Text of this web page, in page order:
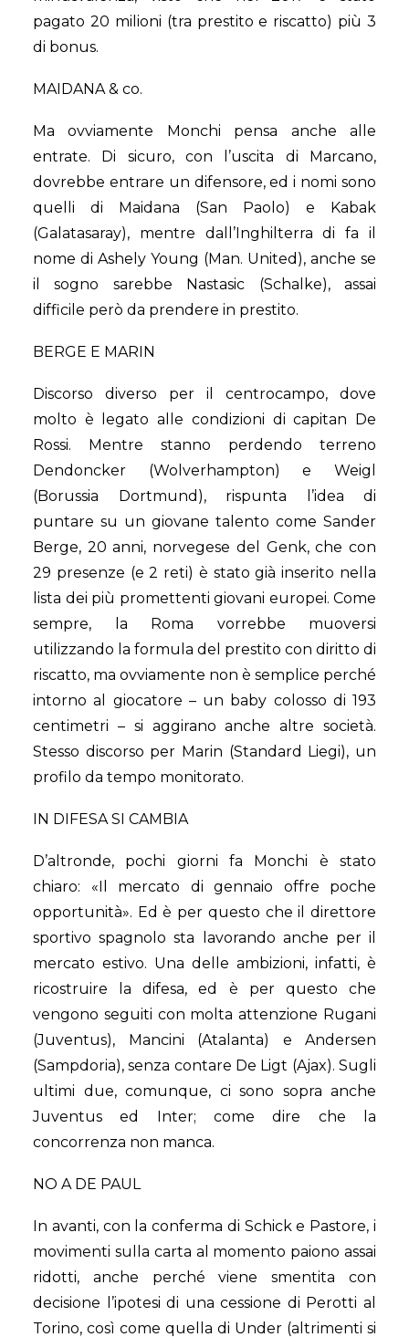
pagato 20 milioni (tra prestito e riscatto) più 3
di bonus.
MAIDANA & co.
Ma ovviamente Monchi pensa anche alle
entrate. Di sicuro, con l’uscita di Marcano,
dovrebbe entrare un difensore, ed i nomi sono
quelli di Maidana (San Paolo) e Kabak
(Galatasaray), mentre dall’Inghilterra di fa il
nome di Ashely Young (Man. United), anche se
il sogno sarebbe Nastasic (Schalke), assai
difficile però da prendere in prestito.
BERGE E MARIN
Discorso diverso per il centrocampo, dove
molto è legato alle condizioni di capitan De
Rossi. Mentre stanno perdendo terreno
Dendoncker (Wolverhampton) e Weigl
(Borussia Dortmund), rispunta l’idea di
puntare su un giovane talento come Sander
Berge, 20 anni, norvegese del Genk, che con
29 presenze (e 2 reti) è stato già inserito nella
lista dei più promettenti giovani europei. Come
sempre, la Roma vorrebbe muoversi
utilizzando la formula del prestito con diritto di
riscatto, ma ovviamente non è semplice perché
intorno al giocatore – un baby colosso di 193
centimetri – si aggirano anche altre società.
Stesso discorso per Marin (Standard Liegi), un
profilo da tempo monitorato.
IN DIFESA SI CAMBIA
D’altronde, pochi giorni fa Monchi è stato
chiaro: «Il mercato di gennaio offre poche
opportunità». Ed è per questo che il direttore
sportivo spagnolo sta lavorando anche per il
mercato estivo. Una delle ambizioni, infatti, è
ricostruire la difesa, ed è per questo che
vengono seguiti con molta attenzione Rugani
(Juventus), Mancini (Atalanta) e Andersen
(Sampdoria), senza contare De Ligt (Ajax). Sugli
ultimi due, comunque, ci sono sopra anche
Juventus ed Inter; come dire che la
concorrenza non manca.
NO A DE PAUL
In avanti, con la conferma di Schick e Pastore, i
movimenti sulla carta al momento paiono assai
ridotti, anche perché viene smentita con
decisione l’ipotesi di una cessione di Perotti al
Torino, così come quella di Under (altrimenti si